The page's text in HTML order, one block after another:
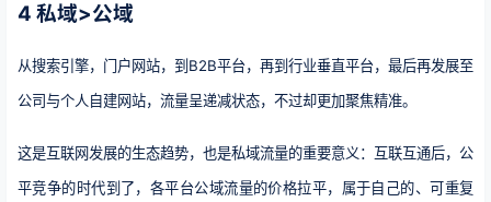
4 私域>公域
从搜索引擎，门户网站，到B2B平台，再到行业垂直平台，最后再发展至
公司与个人自建网站，流量呈递减状态，不过却更加聚焦精准。
这是互联网发展的生态趋势，也是私域流量的重要意义：互联互通后，公
平竞争的时代到了，各平台公域流量的价格拉平，属于自己的、可重复